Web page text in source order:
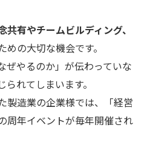
共有やチームビルディング、
めの大切な機会です。
ぜやるのか」が伝わっていな
れてしまいます。
製造業の企業様では、「経営
周年イベントが毎年開催され